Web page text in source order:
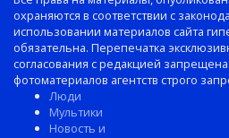
охраняются в соответствии с
использовании материалов сайта
обязательна. Перепечатка
согласования с редакцией
фотоматериалов агентств строго
Люди
Мультики
Новость и